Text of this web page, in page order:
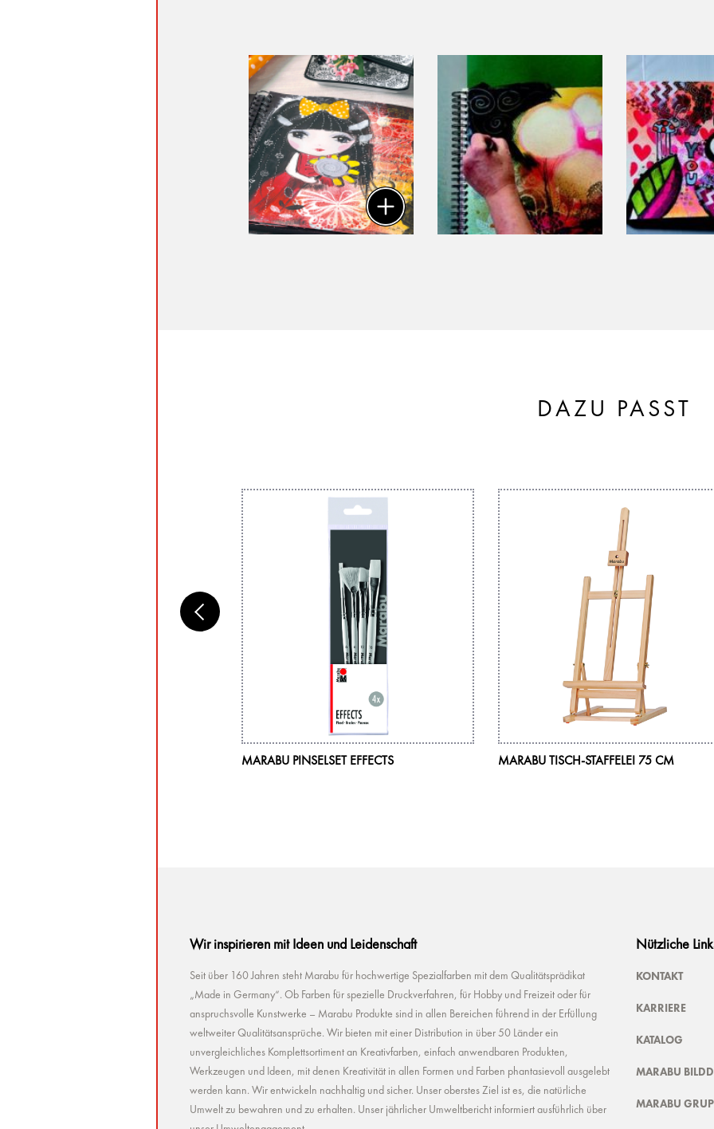
DAZU PASST
MARABU PINSELSET EFFECTS MARABU TISCH-STAFFELEI 75 CM
Wir inspirieren mit Ideen und Leidenschaft
Seit über 160 Jahren steht Marabu für hochwertige Spezialfarben mit dem Qualitätsprädikat
„Made in Germany“. Ob Farben für spezielle Druckverfahren, für Hobby und Freizeit oder für
anspruchsvolle Kunstwerke – Marabu Produkte sind in allen Bereichen führend in der Erfüllung
weltweiter Qualitätsansprüche. Wir bieten mit einer Distribution in über 50 Länder ein
unvergleichliches Komplettsortiment an Kreativfarben, einfach anwendbaren Produkten,
Werkzeugen und Ideen, mit denen Kreativität in allen Formen und Farben phantasievoll ausgelebt
werden kann. Wir entwickeln nachhaltig und sicher. Unser oberstes Ziel ist es, die natürliche
Umwelt zu bewahren und zu erhalten. Unser jährlicher Umweltbericht informiert ausführlich über
Nützliche
KONTAKT
KARRIERE
KATALOG
MARABU
MARABU